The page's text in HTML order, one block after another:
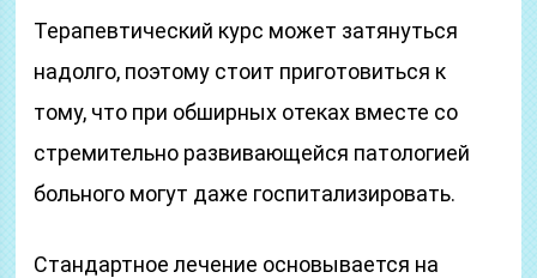
Терапевтический курс может затянуться
надолго, поэтому стоит приготовиться к
тому, что при обширных отеках вместе со
стремительно развивающейся патологией
больного могут даже госпитализировать.
Стандартное лечение основывается на